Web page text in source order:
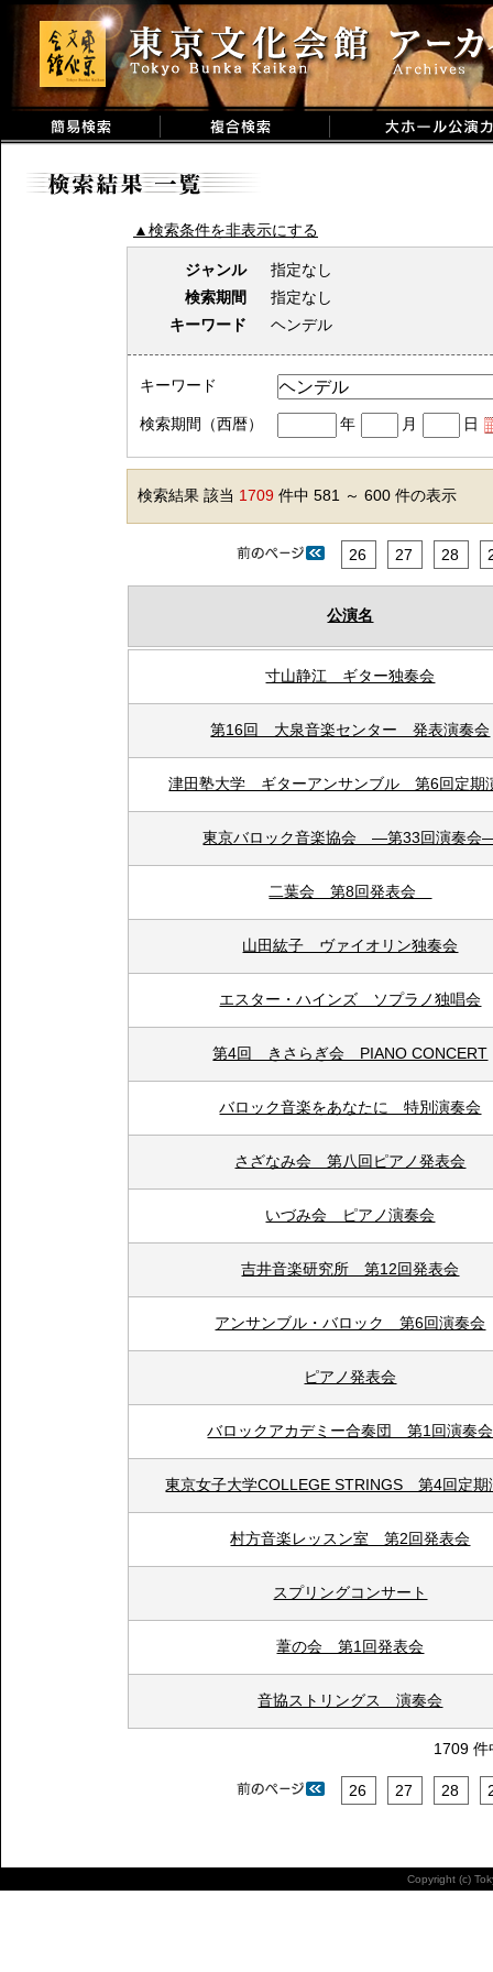
▲検索条件を非表示にする
ジャンル
指定なし
検索期間
指定なし
キーワード
ヘンデル
キーワード
検索期間（西暦） 年 月 日
検索結果 該当 1709 件中 581 ～ 600 件の表示
26 27 28
公演名
寸山静江 ギター独奏会
第16回 大泉音楽センター 発表演奏会
津田塾大学 ギターアンサンブル 第6回定期
東京バロック音楽協会 ―第33回演奏会
二葉会 第8回発表会
山田紘子 ヴァイオリン独奏会
エスター・ハインズ ソプラノ独唱会
第4回 きさらぎ会 PIANO CONCERT
バロック音楽をあなたに 特別演奏会
さざなみ会 第八回ピアノ発表会
いづみ会 ピアノ演奏会
吉井音楽研究所 第12回発表会
アンサンブル・バロック 第6回演奏会
ピアノ発表会
バロックアカデミー合奏団 第1回演奏会
東京女子大学COLLEGE STRINGS 第4回定期
村方音楽レッスン室 第2回発表会
スプリングコンサート
葦の会 第1回発表会
音協ストリングス 演奏会
1709
26 27 28
Copyright (c)